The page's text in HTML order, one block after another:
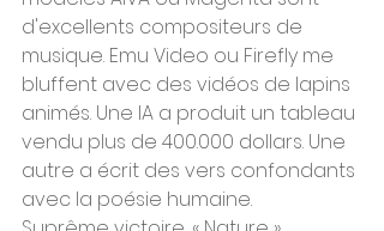
d'excellents compositeurs de
musique. Emu Video ou Firefly me
bluffent avec des vidéos de lapins
animés. Une IA a produit un tableau
vendu plus de 400.000 dollars. Une
autre a écrit des vers confondants
avec la poésie humaine.